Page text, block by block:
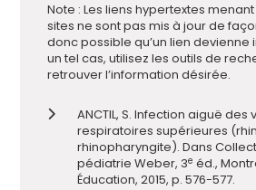
Note : Les liens hypertextes
sites ne sont pas mis à jour de
donc possible qu’un lien devienne
un tel cas, utilisez les outils de
retrouver l’information désirée.
ANCTIL, S. Infection aiguë des
respiratoires supérieures
rhinopharyngite). Dans
pédiatrie Weber, 3e éd.,
Éducation, 2015, p. 576-577.